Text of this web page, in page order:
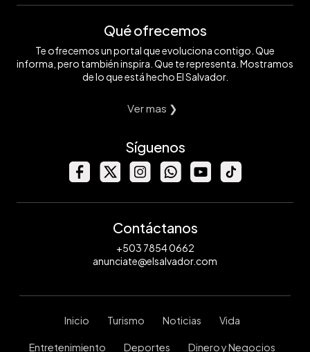
Qué ofrecemos
Te ofrecemos un portal que evoluciona contigo. Que
informa, pero también inspira. Que te representa. Mostramos
de lo que está hecho El Salvador.
Ver mas ❯
Síguenos
Contáctanos
+503 7854 0662
anunciate@elsalvador.com
Inicio Turismo Noticias Vida
Entretenimiento Deportes Dinero y Negocios